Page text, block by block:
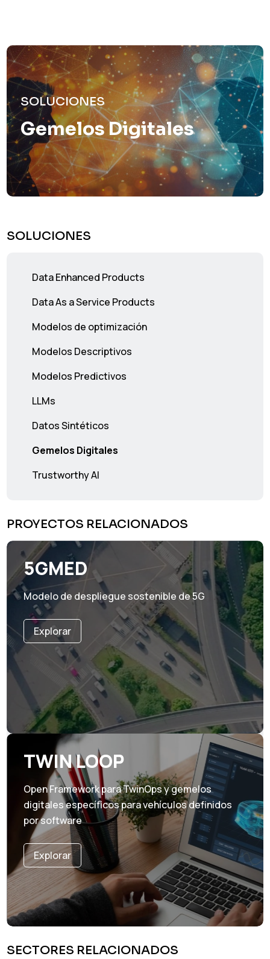
SOLUCIONES
Gemelos Digitales
SOLUCIONES
Data Enhanced Products
Data As a Service Products
Modelos de optimización
Modelos Descriptivos
Modelos Predictivos
LLMs
Datos Sintéticos
Gemelos Digitales
Trustworthy AI
PROYECTOS RELACIONADOS
5GMED
Modelo de despliegue sostenible de 5G
Explorar
TWIN LOOP
Open Framework para TwinOps y gemelos
digitales específicos para vehículos definidos
por software
Explorar
SECTORES RELACIONADOS